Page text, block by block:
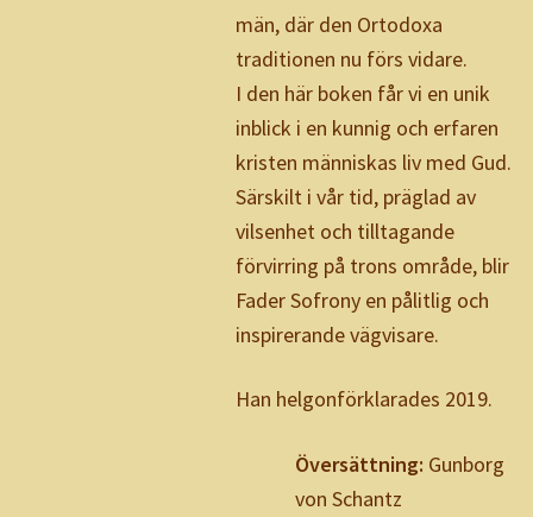
män, där den Ortodoxa
traditionen nu förs vidare.
I den här boken får vi en unik
inblick i en kunnig och erfaren
kristen människas liv med Gud.
Särskilt i vår tid, präglad av
vilsenhet och tilltagande
förvirring på trons område, blir
Fader Sofrony en pålitlig och
inspirerande vägvisare.
Han helgonförklarades 2019.
Översättning: Gunborg
von Schantz